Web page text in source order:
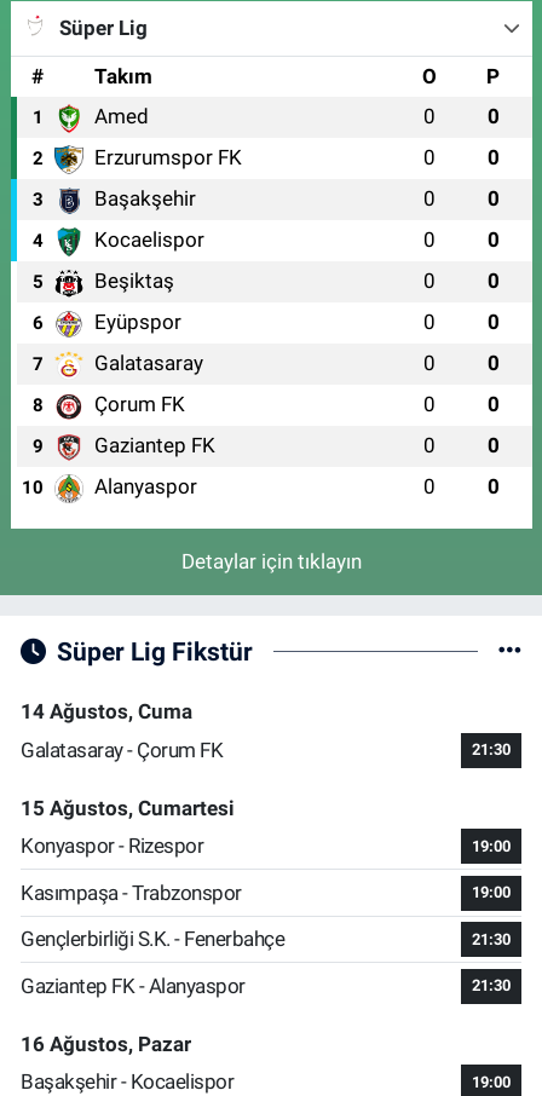
Süper Lig
#
Takım O P
1 Amed 0 0
2 Erzurumspor FK 0 0
3 Başakşehir 0 0
4 Kocaelispor 0 0
5 Beşiktaş 0 0
6 Eyüpspor 0 0
7 Galatasaray 0 0
8 Çorum FK 0 0
9 Gaziantep FK 0 0
10 Alanyaspor 0 0
Detaylar için tıklayın
Süper Lig Fikstür
14 Ağustos, Cuma
Galatasaray - Çorum FK
21:30
15 Ağustos, Cumartesi
Konyaspor - Rizespor
19:00
Kasımpaşa - Trabzonspor 19:00
Gençlerbirliği S.K. - Fenerbahçe 21:30
Gaziantep FK - Alanyaspor 21:30
16 Ağustos, Pazar
Başakşehir - Kocaelispor
19:00